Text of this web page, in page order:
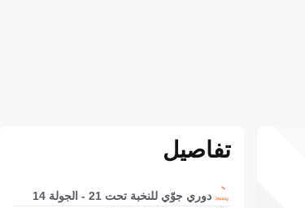
تفاصيل
دوري جوّي للنخبة تحت 21 - الجولة 14